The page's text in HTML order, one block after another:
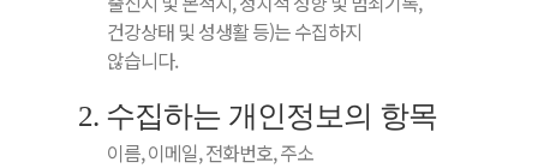
건강상태 및 성생활 등)는 수집하지
않습니다.
2. 수집하는 개인정보의 항목
이름, 이메일, 전화번호, 주소